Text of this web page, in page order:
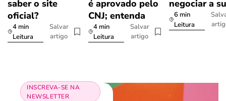
saber o site
oficial?
4 min
Leitura
Salvar
artigo
é aprovado pelo
CNJ; entenda
4 min
Leitura
Salvar
artigo
negociar a
6 min
Leitura
INSCREVA-SE NA
NEWSLETTER